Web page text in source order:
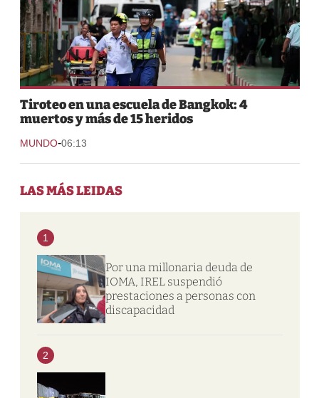
Tiroteo en una escuela de Bangkok: 4
muertos y más de 15 heridos
MUNDO-06:13
LAS MÁS LEIDAS
1
Por una millonaria deuda de
IOMA, IREL suspendió
prestaciones a personas con
discapacidad
2